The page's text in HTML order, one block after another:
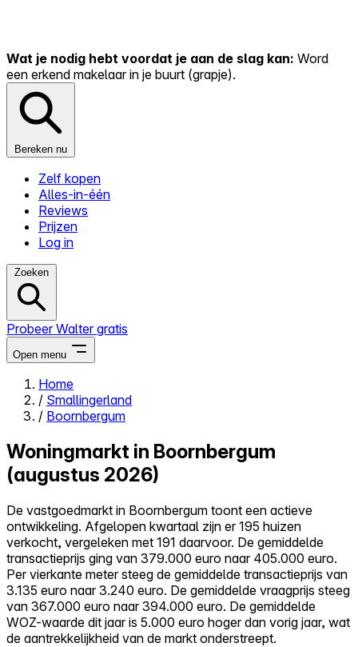
Wat je nodig hebt voordat je aan de slag kan: Word
een erkend makelaar in je buurt (grapje).
Bereken nu
Zelf kopen
Alles-in-één
Reviews
Prijzen
Log in
Zoeken
Probeer Walter gratis
Open menu
Close menu
Alles-in-één
Reviews
Prijzen
Log in
Probeer Walter gratis
Home
/ Smallingerland
/ Boornbergum
Woningmarkt in Boornbergum
(augustus 2026)
De vastgoedmarkt in Boornbergum toont een actieve
ontwikkeling. Afgelopen kwartaal zijn er 195 huizen
verkocht, vergeleken met 191 daarvoor. De gemiddelde
transactieprijs ging van 379.000 euro naar 405.000 euro.
Per vierkante meter steeg de gemiddelde transactieprijs van
3.135 euro naar 3.240 euro. De gemiddelde vraagprijs steeg
van 367.000 euro naar 394.000 euro. De gemiddelde
WOZ-waarde dit jaar is 5.000 euro hoger dan vorig jaar, wat
de aantrekkelijkheid van de markt onderstreept.